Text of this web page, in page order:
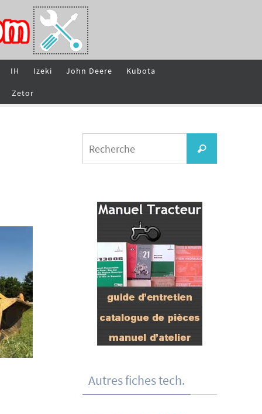
IH Izeki John Deere Kubota
Zetor
Recherche
Autres fiches tech.